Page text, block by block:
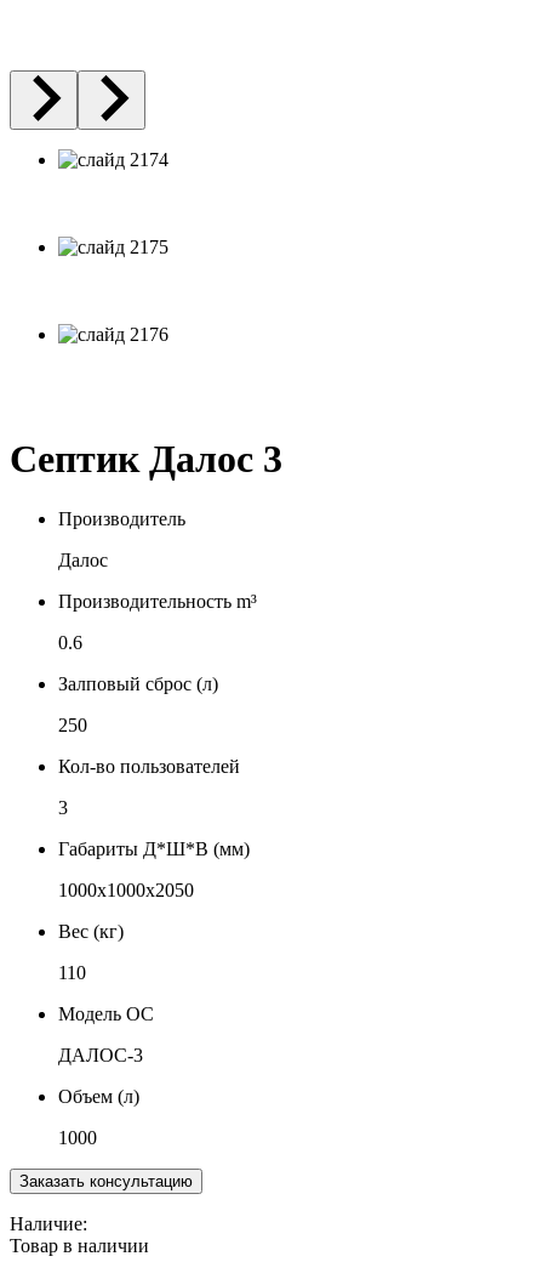
Септик Далос 3
Производитель
Далос
Производительность m³
0.6
Залповый сброс (л)
250
Кол-во пользователей
3
Габариты Д*Ш*В (мм)
1000х1000х2050
Вес (кг)
110
Модель ОС
ДАЛОС-3
Объем (л)
1000
Заказать консультацию
Наличие:
Товар в наличии